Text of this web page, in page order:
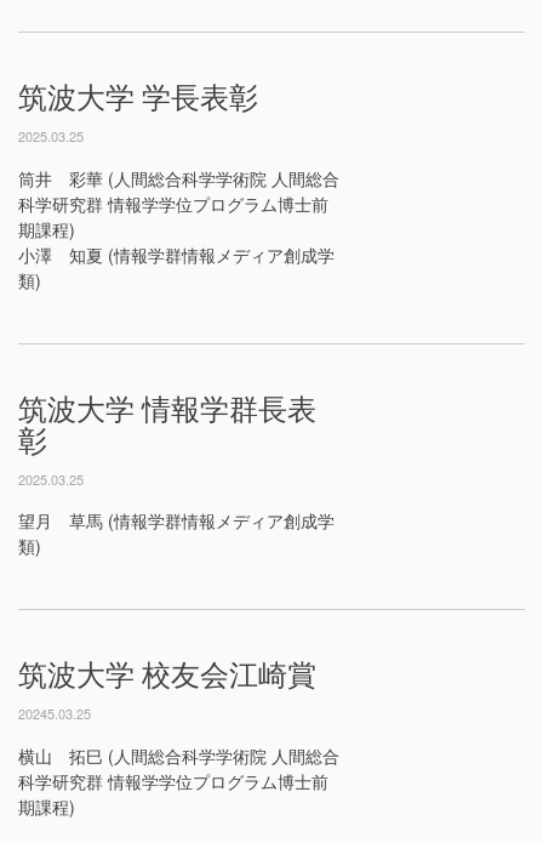
筑波大学 学長表彰
2025.03.25
筒井 彩華 (人間総合科学学術院 人間総合
科学研究群 情報学学位プログラム博士前
期課程)
小澤 知夏 (情報学群情報メディア創成学
類)
筑波大学 情報学群長表
彰
2025.03.25
望月 草馬 (情報学群情報メディア創成学
類)
筑波大学 校友会江崎賞
20245.03.25
横山 拓巳 (人間総合科学学術院 人間総合
科学研究群 情報学学位プログラム博士前
期課程)